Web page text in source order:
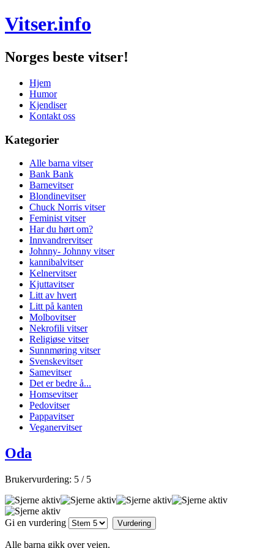
Vitser.info
Norges beste vitser!
Hjem
Humor
Kjendiser
Kontakt oss
Kategorier
Alle barna vitser
Bank Bank
Barnevitser
Blondinevitser
Chuck Norris vitser
Feminist vitser
Har du hørt om?
Innvandrervitser
Johnny- Johnny vitser
kannibalvitser
Kelnervitser
Kjuttavitser
Litt av hvert
Litt på kanten
Molbovitser
Nekrofili vitser
Religiøse vitser
Sunnmøring vitser
Svenskevitser
Samevitser
Det er bedre å...
Homsevitser
Pedovitser
Pappavitser
Veganervitser
Oda
Brukervurdering: 5 / 5
Gi en vurdering
Alle barna gikk over veien.